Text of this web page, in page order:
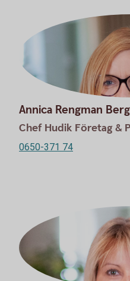
Annica Rengman Berg
Chef Hudik Företag &
0650-371 74